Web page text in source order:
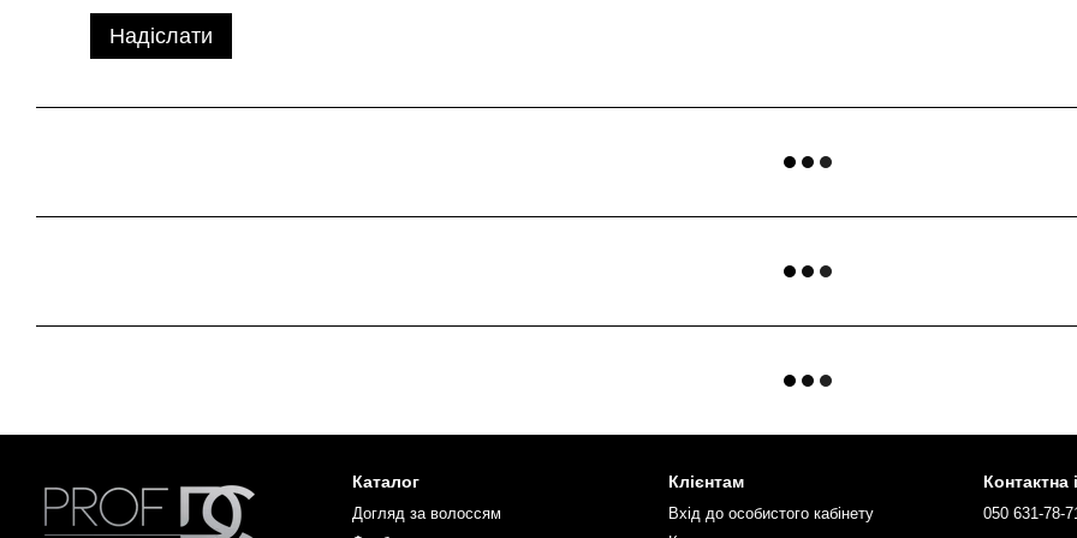
Надіслати
Каталог
Догляд за волоссям
Клієнтам
Вхід до особистого кабінету
Контактна
050 631-78-